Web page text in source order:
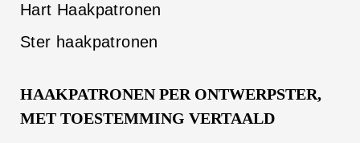
Hart Haakpatronen
Ster haakpatronen
HAAKPATRONEN PER ONTWERPSTER,
MET TOESTEMMING VERTAALD